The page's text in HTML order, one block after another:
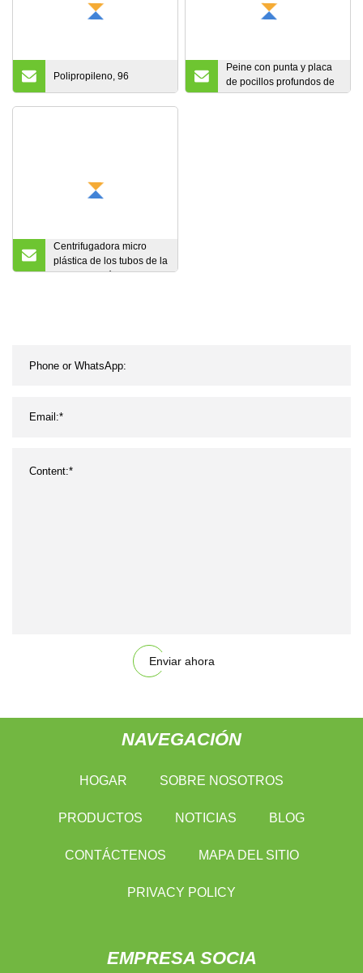
Polipropileno, 96
Peine con punta y placa
de pocillos profundos de
96 pocillos profundos, 2,2
Centrifugadora micro
plástica de los tubos de la
polimerización en cadena
Enviar ahora
NAVEGACIÓN
HOGAR SOBRE NOSOTROS
PRODUCTOS NOTICIAS BLOG
CONTÁCTENOS MAPA DEL SITIO
PRIVACY POLICY
EMPRESA SOCIA